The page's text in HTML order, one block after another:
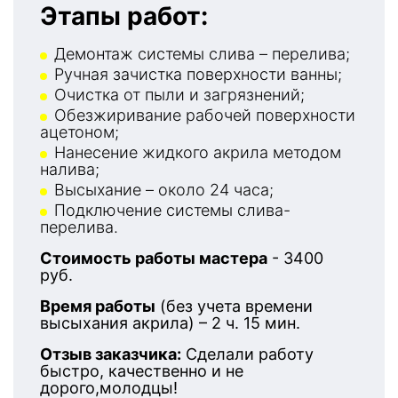
Этапы работ:
Демонтаж системы слива – перелива;
Ручная зачистка поверхности ванны;
Очистка от пыли и загрязнений;
Обезжиривание рабочей поверхности
ацетоном;
Нанесение жидкого акрила методом
налива;
Высыхание – около 24 часа;
Подключение системы слива-
перелива.
Стоимость работы мастера - 3400
руб.
Время работы (без учета времени
высыхания акрила) – 2 ч. 15 мин.
Отзыв заказчика: Сделали работу
быстро, качественно и не
дорого,молодцы!